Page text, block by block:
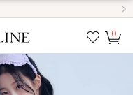
我的
0